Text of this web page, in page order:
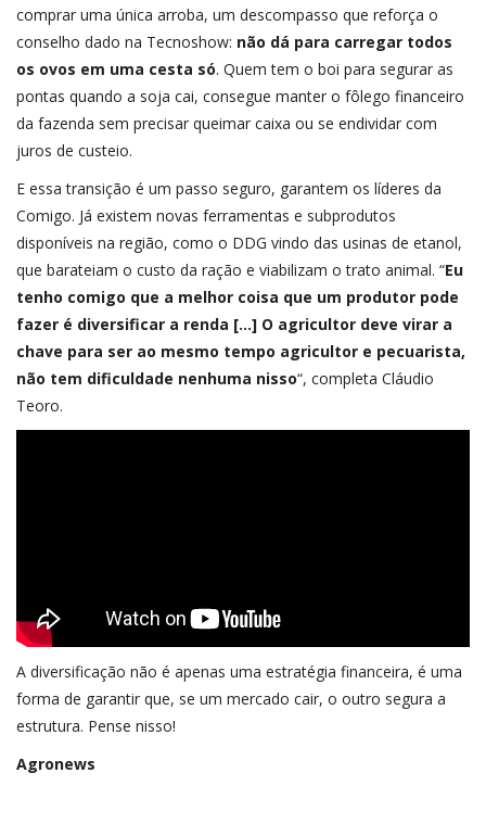
comprar uma única arroba, um descompasso que reforça o
conselho dado na Tecnoshow: não dá para carregar todos
os ovos em uma cesta só. Quem tem o boi para segurar as
pontas quando a soja cai, consegue manter o fôlego financeiro
da fazenda sem precisar queimar caixa ou se endividar com
juros de custeio.
E essa transição é um passo seguro, garantem os líderes da
Comigo. Já existem novas ferramentas e subprodutos
disponíveis na região, como o DDG vindo das usinas de etanol,
que barateiam o custo da ração e viabilizam o trato animal. “Eu
tenho comigo que a melhor coisa que um produtor pode
fazer é diversificar a renda […] O agricultor deve virar a
chave para ser ao mesmo tempo agricultor e pecuarista,
não tem dificuldade nenhuma nisso“, completa Cláudio
Teoro.
A diversificação não é apenas uma estratégia financeira, é uma
forma de garantir que, se um mercado cair, o outro segura a
estrutura. Pense nisso!
Agronews